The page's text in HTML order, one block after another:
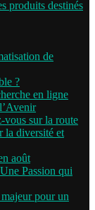
produits destinés
de
?
en ligne
vous sur la route
la diversité et
août
Passion qui
pour un